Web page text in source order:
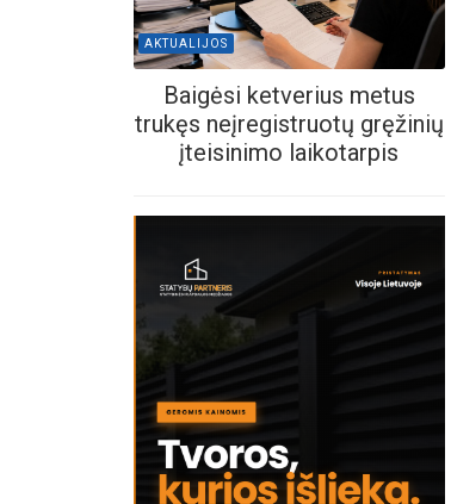
AKTUALIJOS
Baigėsi ketverius metus
trukęs neįregistruotų gręžinių
įteisinimo laikotarpis